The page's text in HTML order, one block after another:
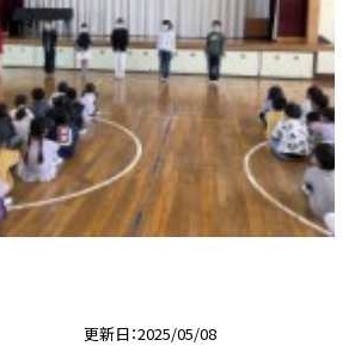
更新日 2025/05/08